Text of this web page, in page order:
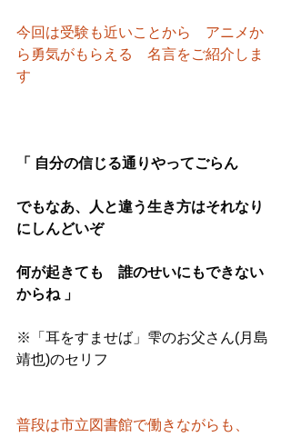
今回は受験も近いことから　アニメか
ら勇気がもらえる　名言をご紹介しま
す
「 自分の信じる通りやってごらん
でもなあ、人と違う生き方はそれなり
にしんどいぞ
何が起きても　誰のせいにもできない
からね 」
※「耳をすませば」雫のお父さん(月島
靖也)のセリフ
普段は市立図書館で働きながらも、